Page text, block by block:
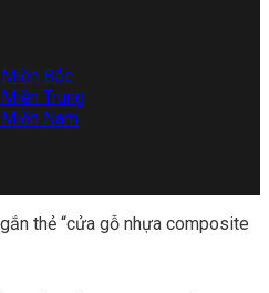
Bắc
Trung
Nam
thẻ “cửa gỗ nhựa composite